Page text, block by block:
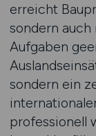
erreicht
sondern
Aufgaben
sondern ein
professionell